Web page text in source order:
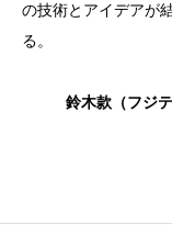
の技術とアイデアが
る。
鈴木款（フジ